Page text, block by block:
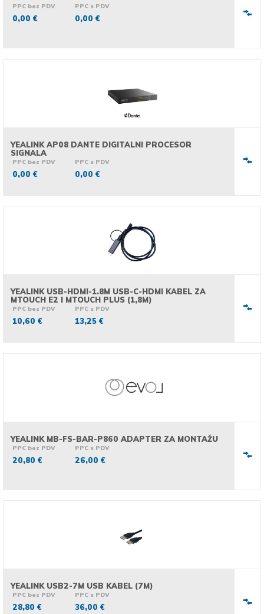
PPC bez PDV
0,00 €
PPC s PDV
0,00 €
YEALINK AP08 DANTE DIGITALNI PROCESOR
SIGNALA
PPC bez PDV
0,00 €
PPC s PDV
0,00 €
YEALINK USB-HDMI-1.8M USB-C-HDMI KABEL ZA
MTOUCH E2 I MTOUCH PLUS (1,8M)
PPC bez PDV
10,60 €
PPC s PDV
13,25 €
YEALINK MB-FS-BAR-P860 ADAPTER ZA MONTAŽU
PPC bez PDV
20,80 €
PPC s PDV
26,00 €
YEALINK USB2-7M USB KABEL (7M)
PPC bez PDV
28,80 €
PPC s PDV
36,00 €